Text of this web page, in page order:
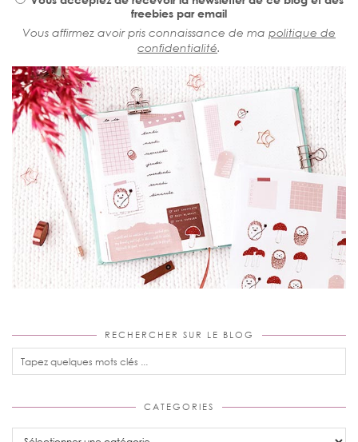
freebies par email
Vous affirmez avoir pris connaissance de ma politique de
confidentialité.
RECHERCHER SUR LE BLOG
CATEGORIES
Categories